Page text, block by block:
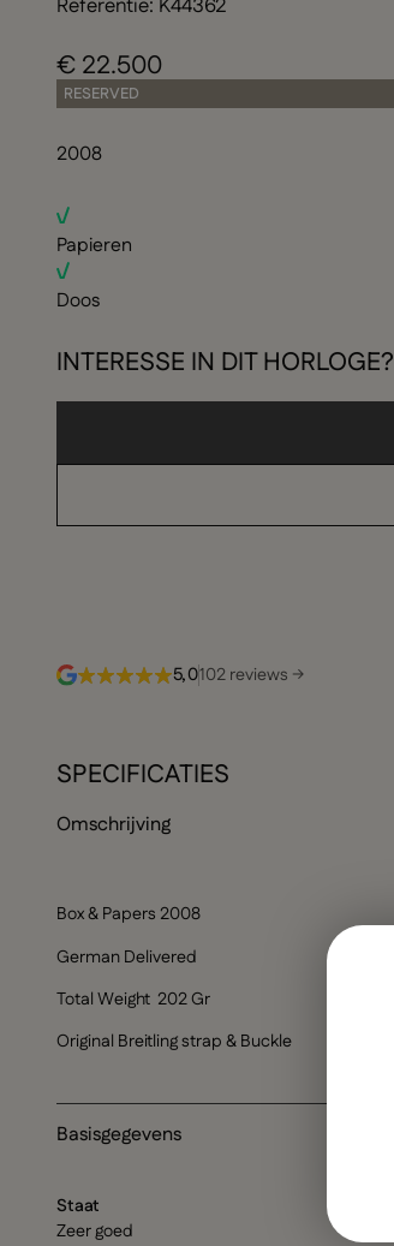
Referentie: K44362
€ 22.500
RESERVED
2008
Papieren
Doos
INTERESSE IN DIT HORLOGE?
5,0102 reviews →
SPECIFICATIES
Omschrijving
Box & Papers 2008
German Delivered
Total Weight 202 Gr
Original Breitling strap & Buckle
Basisgegevens
Staat
Zeer goed